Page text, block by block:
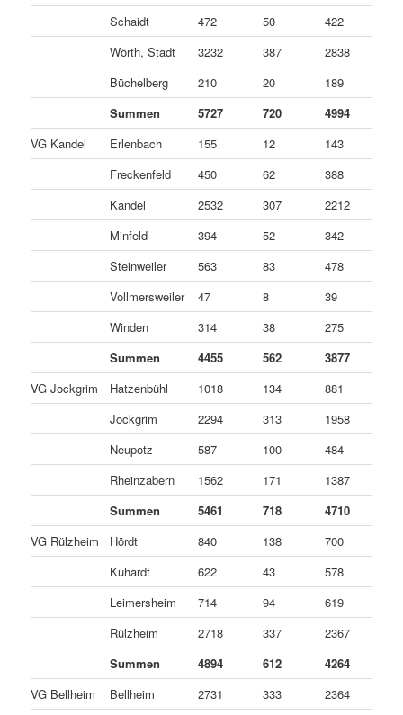
Schaidt
472 50 422
Wörth, Stadt
3232 387 2838
Büchelberg
210 20 189
Summen
5727 720 4994
VG Kandel
Erlenbach 155 12 143
Freckenfeld
450 62 388
Kandel
2532 307 2212
Minfeld
394 52 342
Steinweiler
563 83 478
Vollmersweiler
47 8 39
Winden
314 38 275
Summen
4455 562 3877
VG Jockgrim
Hatzenbühl 1018 134 881
Jockgrim
2294 313 1958
Neupotz
587 100 484
Rheinzabern
1562 171 1387
Summen
5461 718 4710
VG Rülzheim
Hördt 840 138 700
Kuhardt
622 43 578
Leimersheim
714 94 619
Rülzheim
2718 337 2367
Summen
4894 612 4264
VG Bellheim
Bellheim 2731 333 2364